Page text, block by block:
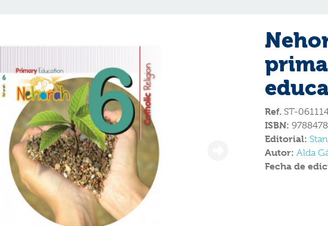
Ref. ST-
ISBN:
Editorial:
Autor: Alda
Fecha de